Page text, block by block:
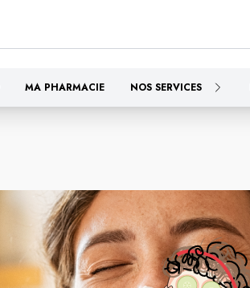
MA PHARMACIE NOS SERVICES